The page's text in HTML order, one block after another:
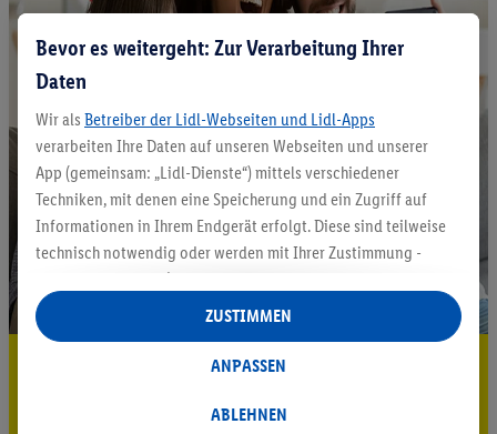
5.95 € Versand sparen³²ᵃ
Jetzt zum Newsletter anmelden
Bevor es weitergeht: Zur Verarbeitung Ihrer
Daten
Wir als Betreiber der Lidl-Webseiten und Lidl-Apps
verarbeiten Ihre Daten auf unseren Webseiten und unserer
App (gemeinsam: „Lidl-Dienste“) mittels verschiedener
Techniken, mit denen eine Speicherung und ein Zugriff auf
Informationen in Ihrem Endgerät erfolgt. Diese sind teilweise
technisch notwendig oder werden mit Ihrer Zustimmung -
auch durch Partner (u.a.
Verantwortliche; im Zusammenhang mit dem IAB TCF
insgesamt
Statistik-Erstellung oder für personalisierte Werbung
Datenverarbeitungen für personalisierte Werbung werden
ABLEHNEN
ANPASSEN
ZUSTIMMEN